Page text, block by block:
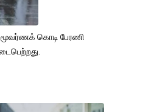
மூவர்ணக் கொடி பேரணி